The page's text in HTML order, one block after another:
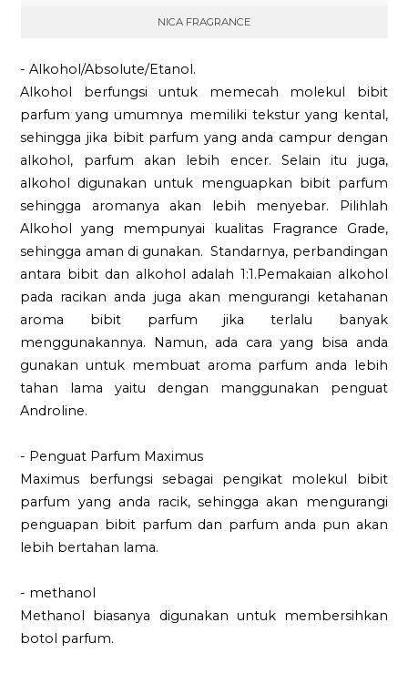
NICA FRAGRANCE
- Alkohol/Absolute/Etanol.
Alkohol berfungsi untuk memecah molekul bibit
parfum yang umumnya memiliki tekstur yang kental,
sehingga jika bibit parfum yang anda campur dengan
alkohol, parfum akan lebih encer. Selain itu juga,
alkohol digunakan untuk menguapkan bibit parfum
sehingga aromanya akan lebih menyebar. Pilihlah
Alkohol yang mempunyai kualitas Fragrance Grade,
sehingga aman di gunakan. Standarnya, perbandingan
antara bibit dan alkohol adalah 1:1.Pemakaian alkohol
pada racikan anda juga akan mengurangi ketahanan
aroma bibit parfum jika terlalu banyak
menggunakannya. Namun, ada cara yang bisa anda
gunakan untuk membuat aroma parfum anda lebih
tahan lama yaitu dengan manggunakan penguat
Androline.
- Penguat Parfum Maximus
Maximus berfungsi sebagai pengikat molekul bibit
parfum yang anda racik, sehingga akan mengurangi
penguapan bibit parfum dan parfum anda pun akan
lebih bertahan lama.
- methanol
Methanol biasanya digunakan untuk membersihkan
botol parfum.